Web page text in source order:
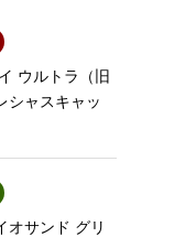
ウルトラ（旧
シャスキャッ
オサンド グリ